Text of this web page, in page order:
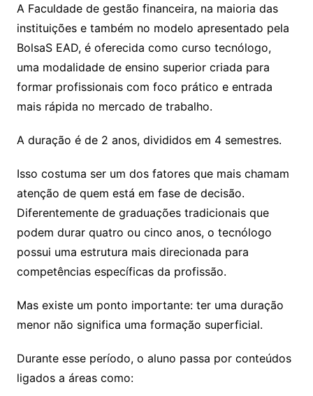
A Faculdade de gestão financeira, na maioria das
instituições e também no modelo apresentado pela
BolsaS EAD, é oferecida como curso tecnólogo,
uma modalidade de ensino superior criada para
formar profissionais com foco prático e entrada
mais rápida no mercado de trabalho.
A duração é de 2 anos, divididos em 4 semestres.
Isso costuma ser um dos fatores que mais chamam
atenção de quem está em fase de decisão.
Diferentemente de graduações tradicionais que
podem durar quatro ou cinco anos, o tecnólogo
possui uma estrutura mais direcionada para
competências específicas da profissão.
Mas existe um ponto importante: ter uma duração
menor não significa uma formação superficial.
Durante esse período, o aluno passa por conteúdos
ligados a áreas como: